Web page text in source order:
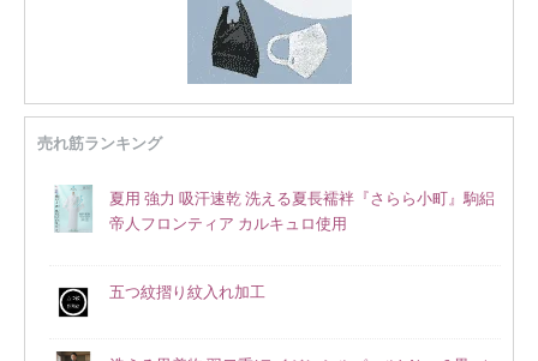
売れ筋ランキング
夏用 強力 吸汗速乾 洗える夏長襦袢『さらら小町』駒絽
帝人フロンティア カルキュロ使用
五つ紋摺り紋入れ加工